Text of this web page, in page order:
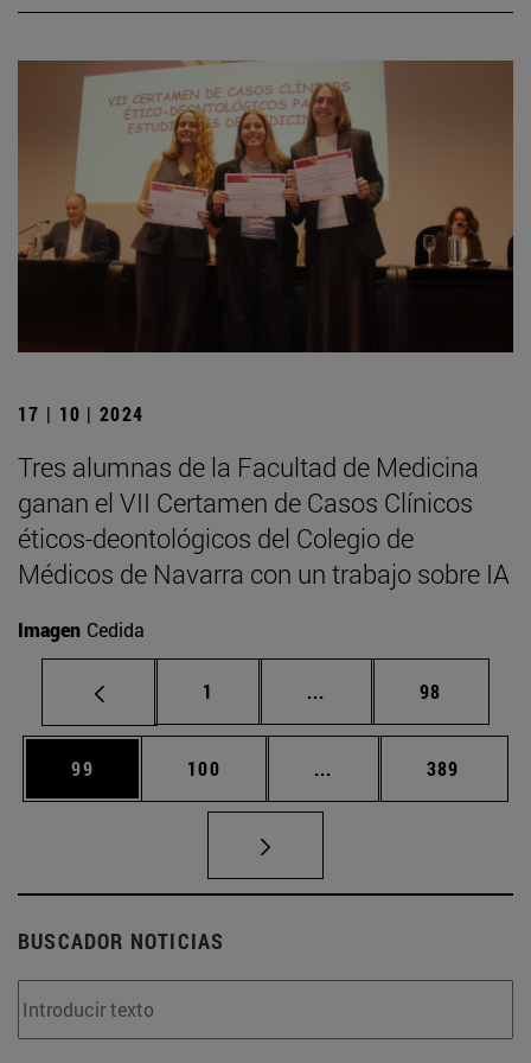
17 | 10 | 2024
Tres alumnas de la Facultad de Medicina
ganan el VII Certamen de Casos Clínicos
éticos-deontológicos del Colegio de
Médicos de Navarra con un trabajo sobre IA
Imagen Cedida
Página
1 ... Páginas intermedias
Página
98
Página
99 Página
100 ... Páginas intermedias
Página
389
BUSCADOR NOTICIAS